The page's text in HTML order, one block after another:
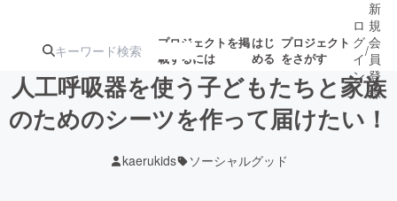
プロジェクトを掲
載するには
はじ
める
プロジェクト
をさがす
ジェクト
ロジェクト
ロ
グ
イ
ン
/
新
規
会
員
登
録
人工呼吸器を使う子どもたちと家族
のためのシーツを作って届けたい！
kaerukids ソーシャルグッド